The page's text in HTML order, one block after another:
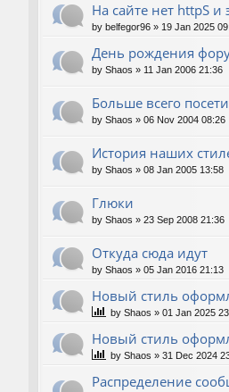
На сайте нет httpS и
by belfegor96 » 19 Jan 2025
День рождения
by Shaos » 11 Jan 2006 21:36
Больше всего
by Shaos » 06 Nov 2004 08:26
История наших
by Shaos » 08 Jan 2005 13:58
Глюки
by Shaos » 23 Sep 2008 21:36
Откуда сюда идут
by Shaos » 05 Jan 2016 21:13
Новый стиль
by Shaos » 01 Jan 2025
Новый стиль
by Shaos » 31 Dec 2024
Распределение